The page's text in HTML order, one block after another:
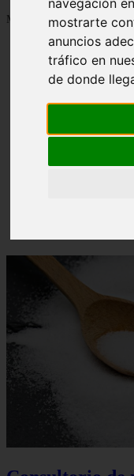
mostrarte
anuncios
tráfico en
de donde
Mostrando 1 - 24 de 1288